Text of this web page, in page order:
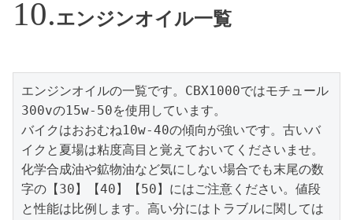
エンジンオイル一覧
エンジンオイルの一覧です。CBX1000ではモチュール
300vの15w-50を使用しています。
バイクはおおむね10w-40の傾向が強いです。古いバ
イクと夏場は粘度高目と覚えておいてくださいませ。
化学合成油や鉱物油など気にしない場合でも末尾の数
字の【30】【40】【50】にはご注意ください。値段
と性能は比例します。高い分にはトラブルに関しては